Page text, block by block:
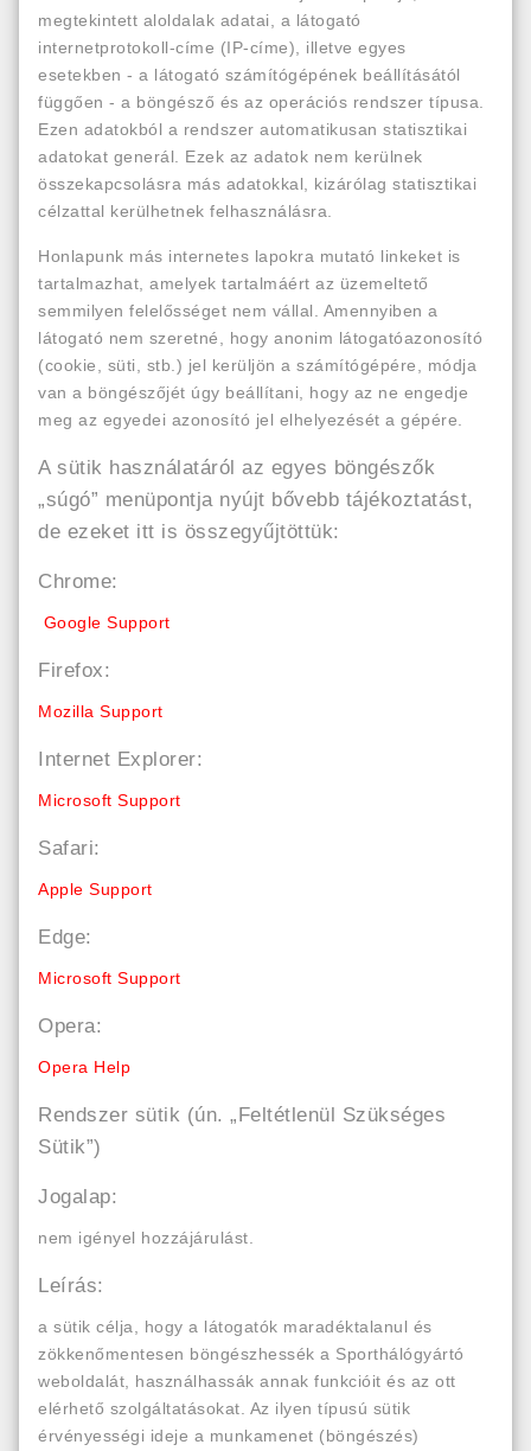
megtekintett aloldalak adatai, a látogató
internetprotokoll-címe (IP-címe), illetve egyes
esetekben - a látogató számítógépének beállításától
függően - a böngésző és az operációs rendszer típusa.
Ezen adatokból a rendszer automatikusan statisztikai
adatokat generál. Ezek az adatok nem kerülnek
összekapcsolásra más adatokkal, kizárólag statisztikai
célzattal kerülhetnek felhasználásra.
Honlapunk más internetes lapokra mutató linkeket is
tartalmazhat, amelyek tartalmáért az üzemeltető
semmilyen felelősséget nem vállal. Amennyiben a
látogató nem szeretné, hogy anonim látogatóazonosító
(cookie, süti, stb.) jel kerüljön a számítógépére, módja
van a böngészőjét úgy beállítani, hogy az ne engedje
meg az egyedei azonosító jel elhelyezését a gépére.
A sütik használatáról az egyes böngészők
„súgó” menüpontja nyújt bővebb tájékoztatást,
de ezeket itt is összegyűjtöttük:
Chrome:
Google Support
Firefox:
Mozilla Support
Internet Explorer:
Microsoft Support
Safari:
Apple Support
Edge:
Microsoft Support
Opera:
Opera Help
Rendszer sütik (ún. „Feltétlenül Szükséges
Sütik”)
Jogalap:
nem igényel hozzájárulást.
Leírás:
a sütik célja, hogy a látogatók maradéktalanul és
zökkenőmentesen böngészhessék a Sporthálógyártó
weboldalát, használhassák annak funkcióit és az ott
elérhető szolgáltatásokat. Az ilyen típusú sütik
érvényességi ideje a munkamenet (böngészés)